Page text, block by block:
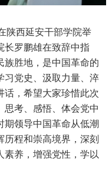
陕西延安干部学院举
长罗鹏雄在致辞中指
族胜地，是中国革命的
习党史、汲取力量、淬
话，希望大家珍惜此次
思考、感悟、体会党中
期领导中国革命从低潮
程和崇高境界，深刻
素养，增强党性，学以